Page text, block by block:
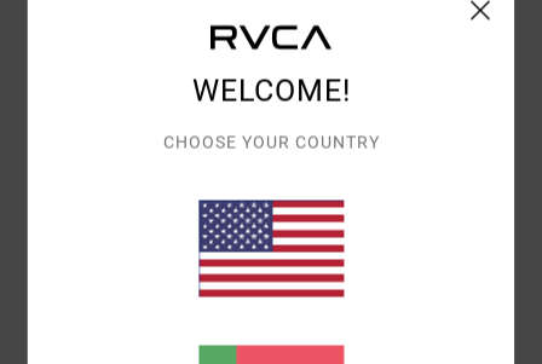
O CORTE E O TIPO DE TECIDO NÃO MERECEM NOTA 10, MAS O
Mostrar original - Castelhano
5/5
WELCOME!
CHOOSE YOUR COUNTRY